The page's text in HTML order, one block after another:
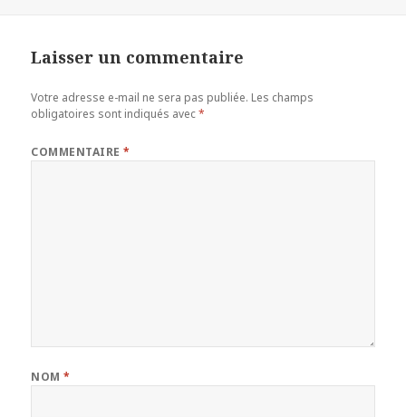
Laisser un commentaire
Votre adresse e-mail ne sera pas publiée. Les champs
obligatoires sont indiqués avec*
COMMENTAIRE*
NOM*